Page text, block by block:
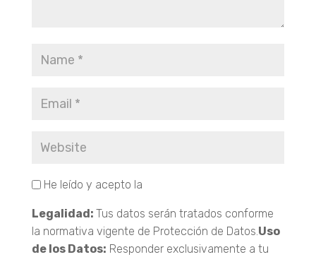
He leído y acepto la
Legalidad: Tus datos serán tratados conforme
la normativa vigente de Protección de Datos.Uso
de los Datos: Responder exclusivamente a tu